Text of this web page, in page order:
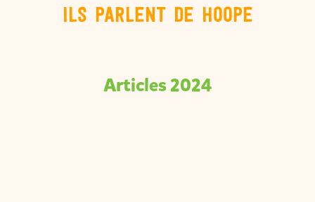
Ils parlent de Hoope​​
Articles 2024